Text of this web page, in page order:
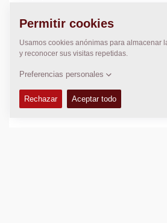
LOCALIZACIÓN
>Directions